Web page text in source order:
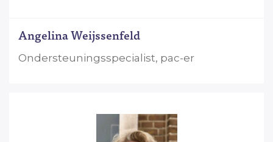
Angelina Weijssenfeld
Ondersteuningsspecialist, pac-er